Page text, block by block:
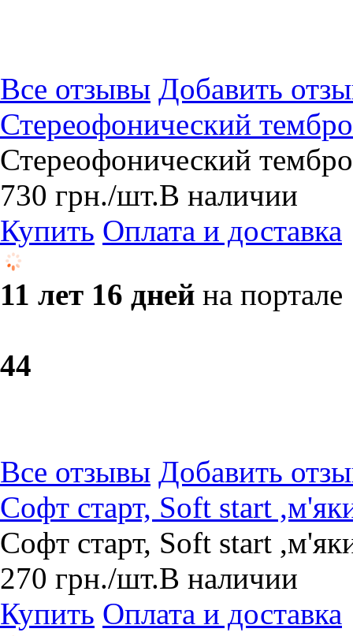
Все отзывы Добавить
Стереофонический
Стереофонический
730 грн./шт.В наличии
Купить Оплата и доставка
11 лет 16 дней на портале
44
Все отзывы Добавить
Софт старт, Soft start
Софт старт, Soft start
270 грн./шт.В наличии
Купить Оплата и доставка